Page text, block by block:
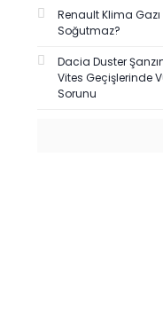
Renault Klima
Soğutmaz?
Dacia Duster
Vites Geçişlerinde
Sorunu